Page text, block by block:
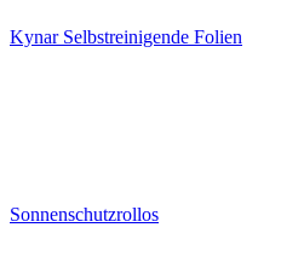
Kynar Selbstreinigende Folien
Sonnenschutzrollos